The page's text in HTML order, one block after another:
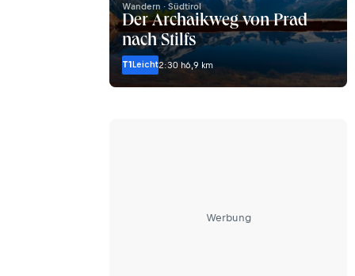
Wandern · Südtirol
Der Archaikweg von Prad
nach Stilfs
T1Leicht2:30 h6,9 km
Werbung